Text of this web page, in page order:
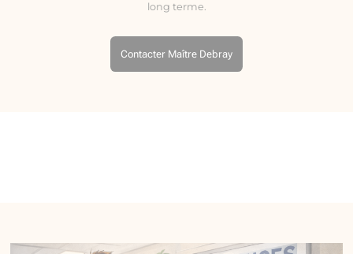
long terme.
Contacter Maître Debray